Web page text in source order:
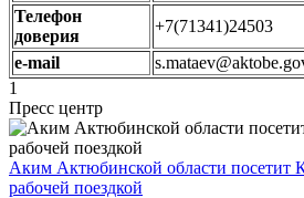
Телефон
доверия
+7(71341)24503
e-mail
1
Пресс центр
Аким Актюбинской области посетит
рабочей поездкой